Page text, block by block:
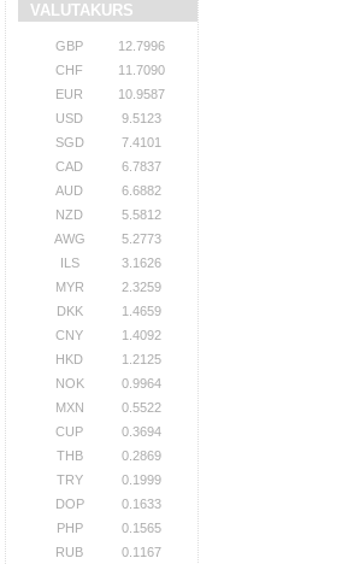
VALUTAKURS
GBP
12.7996
CHF
11.7090
EUR
10.9587
USD
9.5123
SGD
7.4101
CAD
6.7837
AUD
6.6882
NZD
5.5812
AWG
5.2773
ILS
3.1626
MYR
2.3259
DKK
1.4659
CNY
1.4092
HKD
1.2125
NOK
0.9964
MXN
0.5522
CUP
0.3694
THB
0.2869
TRY
0.1999
DOP
0.1633
PHP
0.1565
RUB
0.1167